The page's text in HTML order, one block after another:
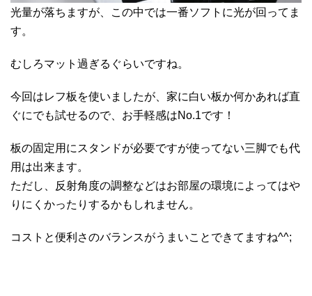
光量が落ちますが、この中では一番ソフトに光が回ってま
す。
むしろマット過ぎるぐらいですね。
今回はレフ板を使いましたが、家に白い板か何かあれば直
ぐにでも試せるので、お手軽感はNo.1です！
板の固定用にスタンドが必要ですが使ってない三脚でも代
用は出来ます。
ただし、反射角度の調整などはお部屋の環境によってはや
りにくかったりするかもしれません。
コストと便利さのバランスがうまいことできてますね^^;